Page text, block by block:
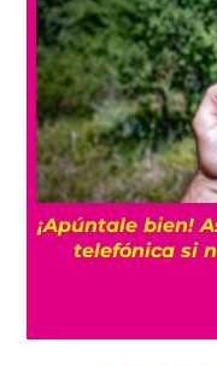
¡Apúntale bien!
telefónica si